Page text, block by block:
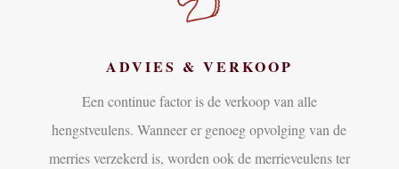
ADVIES & VERKOOP
Een continue factor is de verkoop van alle
hengstveulens. Wanneer er genoeg opvolging van de
merries verzekerd is, worden ook de merrieveulens ter